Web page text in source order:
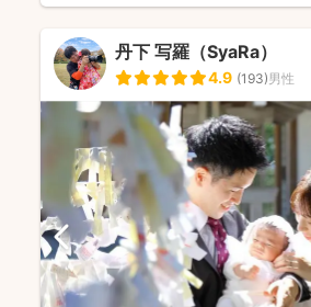
丹下 写羅（SyaRa）
4.9 (193)男性